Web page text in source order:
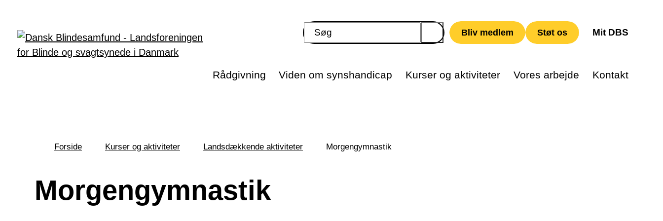
Bliv medlem Støt os Mit DBS
Rådgivning Viden om synshandicap Kurser og aktiviteter Vores arbejde Kontakt
her:
Forside Kurser og aktiviteter Landsdækkende aktiviteter Morgengymnastik
Morgengymnastik